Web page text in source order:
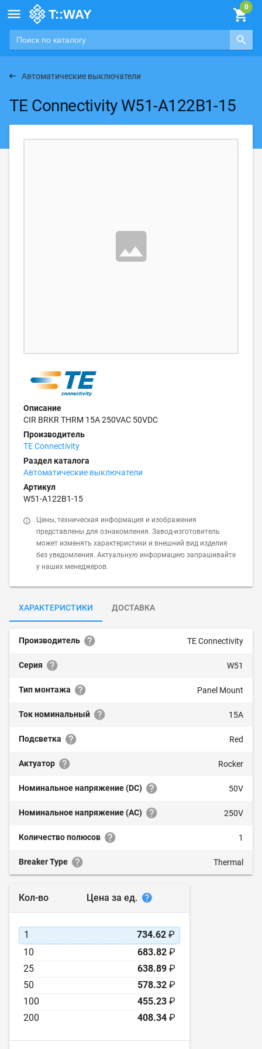

Автоматические выключатели
TE Connectivity W51-A122B1-15
Описание
CIR BRKR THRM 15A 250VAC 50VDC
Производитель
TE Connectivity
Раздел каталога
Автоматические выключатели
Артикул
W51-A122B1-15
Цены, техническая информация и изображения
представлены для ознакомления. Завод-изготовитель
может изменять характеристики и внешний вид изделия
без уведомления. Актуальную информацию запрашивайте
у наших менеджеров.
ХАРАКТЕРИСТИКИ ДОСТАВКА
Производитель TE Connectivity
Серия W51
Тип монтажа Panel Mount
Ток номинальный 15A
Подсветка Red
Актуатор Rocker
Номинальное напряжение (DC) 50V
Номинальное напряжение (AC) 250V
Количество полюсов 1
Breaker Type Thermal
Кол-во Цена за ед.
1 734.62 ₽
10
683.82 ₽
25
638.89 ₽
50
578.32 ₽
100
455.23 ₽
200
408.34 ₽